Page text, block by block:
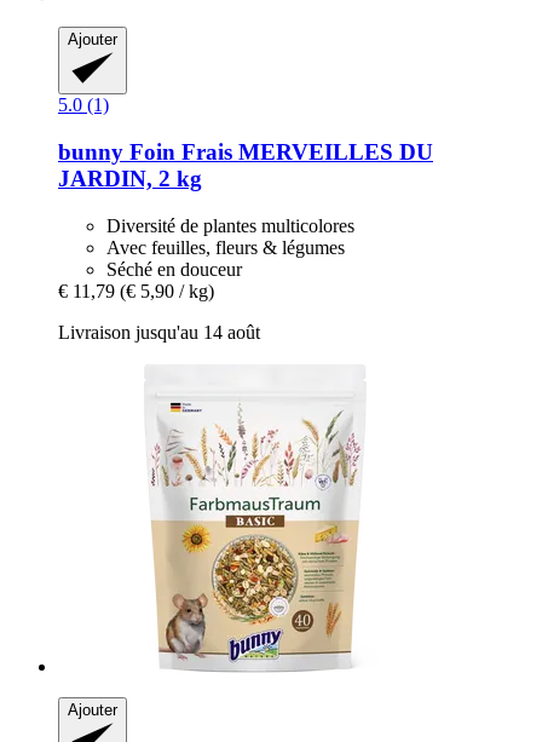
Ajouter
5.0 (1)
bunny Foin Frais MERVEILLES DU
JARDIN, 2 kg
Diversité de plantes multicolores
Avec feuilles, fleurs & légumes
Séché en douceur
€ 11,79 (€ 5,90 / kg)
Livraison jusqu'au 14 août
Ajouter